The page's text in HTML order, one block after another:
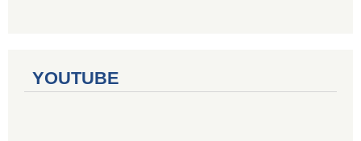
YOUTUBE